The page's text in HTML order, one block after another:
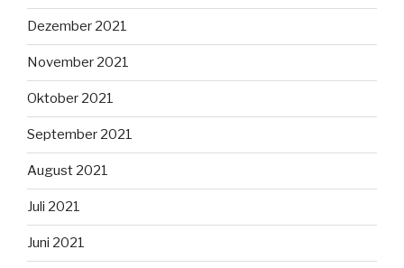
Dezember 2021
November 2021
Oktober 2021
September 2021
August 2021
Juli 2021
Juni 2021